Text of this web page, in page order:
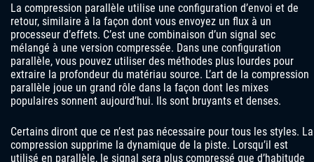
La compression parallèle utilise une configuration d’envoi et de
retour, similaire à la façon dont vous envoyez un flux à un
processeur d’effets. C’est une combinaison d’un signal sec
mélangé à une version compressée. Dans une configuration
parallèle, vous pouvez utiliser des méthodes plus lourdes pour
extraire la profondeur du matériau source. L’art de la compression
parallèle joue un grand rôle dans la façon dont les mixes
populaires sonnent aujourd’hui. Ils sont bruyants et denses.
Certains diront que ce n’est pas nécessaire pour tous les styles. La
compression supprime la dynamique de la piste. Lorsqu’il est
utilisé en parallèle, le signal sera plus compressé que d’habitude